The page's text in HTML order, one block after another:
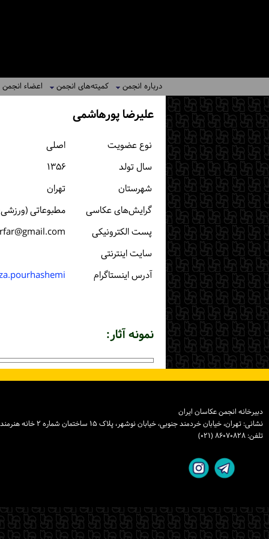
درباره انجمن کمیته‌های انجمن اعضاء انجمن
علیرضا پورهاشمی
نوع عضویت
اصلی
سال تولد
۱۳۵۶
شهرستان
تهران
گرایش‌های عکاسی
مطبوعاتی
پست الكترونیكی
سایت اینترنتی
آدرس اینستاگرام
نمونه آثار:
دبیرخانه انجمن عکاسان ایران
نشانی: تهران، خیابان خردمند جنوبی، خیابان نوشهر، پلاک ۱۵ ساختمان شماره ۲ خانه هنرمندان ایران، واحد ۸
تلفن: ۸۶۰۷۰۸۲۸ (۰۲۱)